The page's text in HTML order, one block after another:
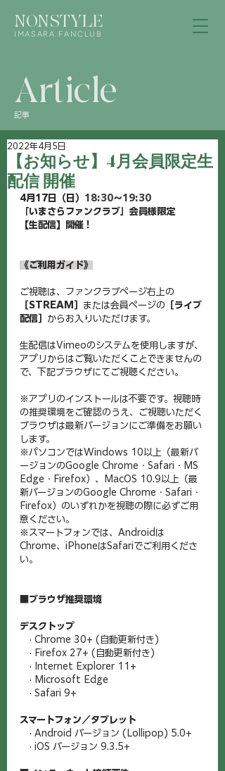
NONSTYLE
IMASARA FANCLUB
Article
記事
【お知らせ】4月会員限定生
配信 開催
2022年4月5日
4月17日（日） 18:30〜19:30
「いまさらファンクラブ」会員様限定
【生配信】開催！
《ご利用ガイド》
ご視聴は、ファンクラブページ右上の
［STREAM］ または会員ページの ［ライブ
配信］ からお入りいただけます。
生配信はVimeoのシステムを使用しますが、
アプリからはご覧いただくことできませんの
で、下記ブラウザにてご視聴ください。
※アプリのインストールは不要です。視聴時
の推奨環境をご確認のうえ、 ご視聴いただく
ブラウザは最新バージョンにご準備をお願い
します。
※パソコンではWindows 10以上（最新バ
ージョンのGoogle Chrome・Safari・MS
Edge・Firefox）、MacOS 10.9以上（最
新バージョンのGoogle Chrome・Safari・
Firefox）のいずれかを視聴の際に必ずご用
意ください。
※スマートフォンでは、Androidは
Chrome、iPhoneはSafariでご利用くださ
い。
■ブラウザ推奨環境
デスクトップ
· Chrome 30+ (自動更新付き)
· Firefox 27+ (自動更新付き)
· Internet Explorer 11+
· Microsoft Edge
· Safari 9+
スマートフォン／タブレット
· Android バージョン (Lollipop) 5.0+
· iOS バージョン 9.3.5+